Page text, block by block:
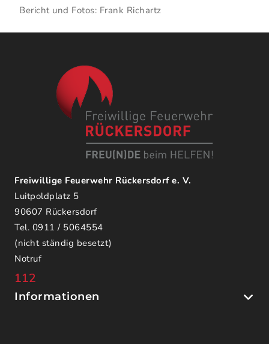
Bericht und Fotos: Frank Richartz
Freiwillige Feuerwehr Rückersdorf e. V.
Luitpoldplatz 5
90607 Rückersdorf
Tel. 0911 / 5064554
(nicht ständig besetzt)
Notruf
112
Informationen